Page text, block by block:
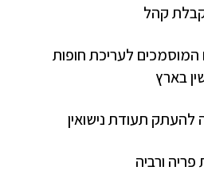
קהל
המוסמכים לעריכת חופות
בארץ
תעודת נישואין
פריה ורביה